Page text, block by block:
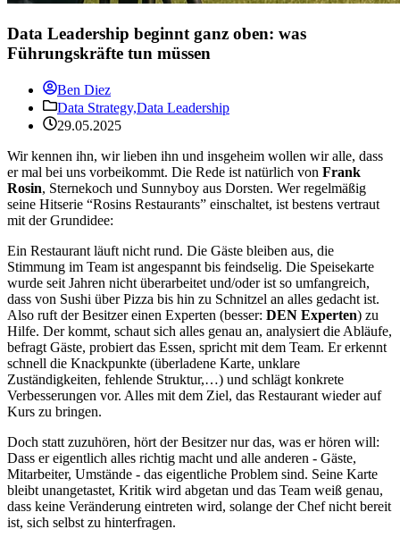
Data Leadership beginnt ganz oben: was
Führungskräfte tun müssen
Ben Diez
Data Strategy,Data Leadership
29.05.2025
Wir kennen ihn, wir lieben ihn und insgeheim wollen wir alle, dass
er mal bei uns vorbeikommt. Die Rede ist natürlich von Frank
Rosin, Sternekoch und Sunnyboy aus Dorsten. Wer regelmäßig
seine Hitserie “Rosins Restaurants” einschaltet, ist bestens vertraut
mit der Grundidee:
Ein Restaurant läuft nicht rund. Die Gäste bleiben aus, die
Stimmung im Team ist angespannt bis feindselig. Die Speisekarte
wurde seit Jahren nicht überarbeitet und/oder ist so umfangreich,
dass von Sushi über Pizza bis hin zu Schnitzel an alles gedacht ist.
Also ruft der Besitzer einen Experten (besser: DEN Experten) zu
Hilfe. Der kommt, schaut sich alles genau an, analysiert die Abläufe,
befragt Gäste, probiert das Essen, spricht mit dem Team. Er erkennt
schnell die Knackpunkte (überladene Karte, unklare
Zuständigkeiten, fehlende Struktur,…) und schlägt konkrete
Verbesserungen vor. Alles mit dem Ziel, das Restaurant wieder auf
Kurs zu bringen.
Doch statt zuzuhören, hört der Besitzer nur das, was er hören will:
Dass er eigentlich alles richtig macht und alle anderen - Gäste,
Mitarbeiter, Umstände - das eigentliche Problem sind. Seine Karte
bleibt unangetastet, Kritik wird abgetan und das Team weiß genau,
dass keine Veränderung eintreten wird, solange der Chef nicht bereit
ist, sich selbst zu hinterfragen.